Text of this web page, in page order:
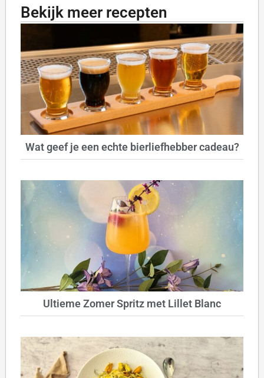
Bekijk meer recepten
Wat geef je een echte bierliefhebber cadeau?
Ultieme Zomer Spritz met Lillet Blanc